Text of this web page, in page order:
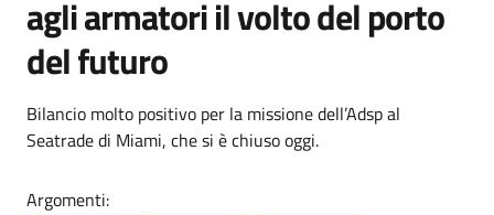
agli armatori il volto del porto
del futuro
Bilancio molto positivo per la missione dell’Adsp al
Seatrade di Miami, che si è chiuso oggi.
Argomenti: